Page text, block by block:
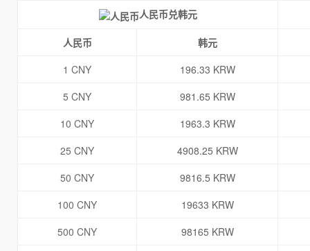
人民币兑韩元
人民币
韩元
1 CNY
196.33 KRW
5 CNY
981.65 KRW
10 CNY
1963.3 KRW
25 CNY
4908.25 KRW
50 CNY
9816.5 KRW
100 CNY
19633 KRW
500 CNY
98165 KRW